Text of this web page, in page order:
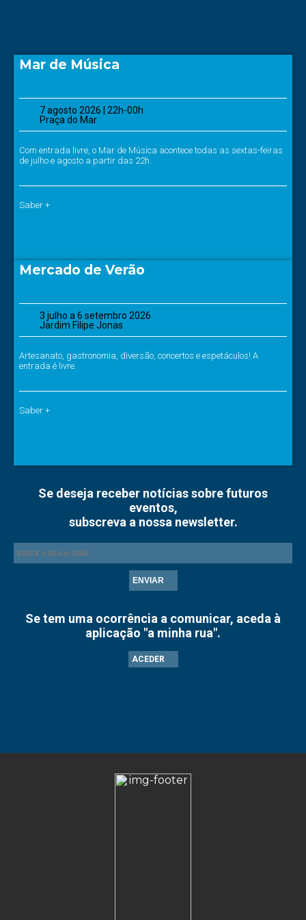
Mar de Música
7 agosto 2026 | 22h-00h
Praça do Mar
Com entrada livre, o Mar de Música acontece todas as sextas-feiras
de julho e agosto a partir das 22h.
Saber +
Mercado de Verão
3 julho a 6 setembro 2026
Jardim Filipe Jonas
Artesanato, gastronomia, diversão, concertos e espetáculos! A
entrada é livre.
Saber +
Se deseja receber notícias sobre futuros
eventos,
subscreva a nossa newsletter.
ENVIAR
Se tem uma ocorrência a comunicar, aceda à
aplicação "a minha rua".
ACEDER